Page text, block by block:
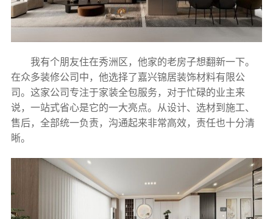
我有个朋友住在秀洲区，他家的老房子想翻新一下。
在众多装修公司中，他选择了嘉兴锦居装饰材料有限公
司。这家公司专注于家装全包服务，对于忙碌的业主来
说，一站式省心是它的一大亮点。从设计、选材到施工、
售后，全部统一负责，沟通起来非常高效，责任也十分清
晰。